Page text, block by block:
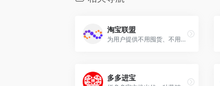
淘宝联盟
为用户提供不用囤货、不用自己发货的商品买卖收取佣金的软件。
多多进宝